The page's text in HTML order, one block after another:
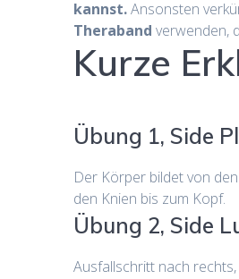
kannst.Ansonsten
Theraband verwenden,
Kurze
Übung 1, Side
Der Körper bildet von
den Knien bis zum Kopf.
Übung 2, Side
Ausfallschritt nach